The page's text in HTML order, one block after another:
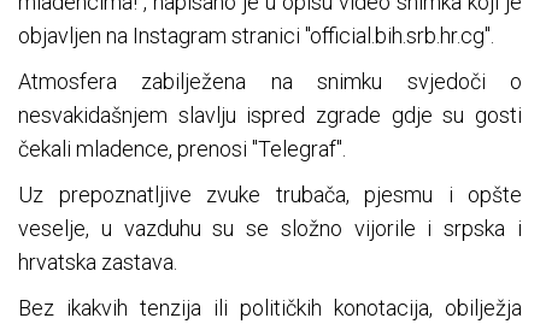
objavljen na Instagram stranici "official.bih.srb.hr.cg".
Atmosfera zabilježena na snimku svjedoči o
nesvakidašnjem slavlju ispred zgrade gdje su gosti
čekali mladence, prenosi "Telegraf".
Uz prepoznatljive zvuke trubača, pjesmu i opšte
veselje, u vazduhu su se složno vijorile i srpska i
hrvatska zastava.
Bez ikakvih tenzija ili političkih konotacija, obilježja